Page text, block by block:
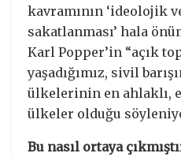
kavramının ‘ideolojik
sakatlanması’ hala
Karl Popper’in “açık
yaşadığımız, sivil
ülkelerinin en ahlaklı,
ülkeler olduğu
Bu nasıl ortaya